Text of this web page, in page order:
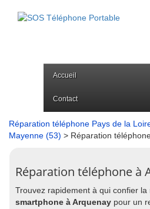
Accueil
Contact
Réparation téléphone Pays de la
Mayenne (53) > Réparation
Réparation téléphone à
Trouvez rapidement à qui confier la
smartphone à Arquenay pour un